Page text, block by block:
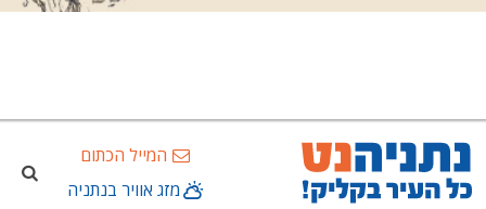
המייל הכתום
מזג אוויר בנתניה